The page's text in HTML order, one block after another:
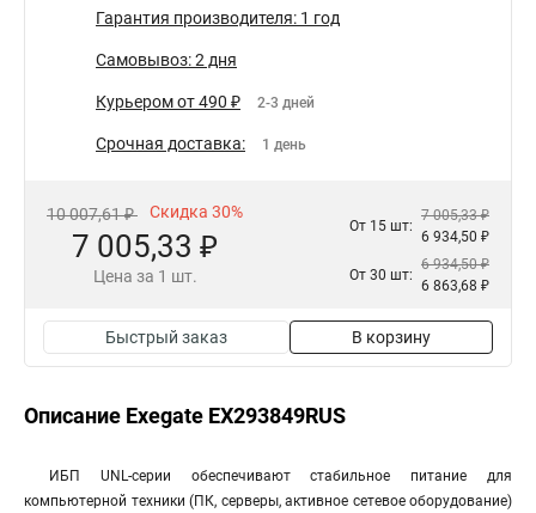
Гарантия производителя: 1 год
Самовывоз: 2 дня
Курьером от 490 ₽ 2-3 дней
Срочная доставка: 1 день
10 007,61 ₽ Скидка 30%
7 005,33 ₽
Цена за 1 шт.
От 15 шт:
7 005,33 ₽
6 934,50 ₽
От 30 шт:
6 934,50 ₽
6 863,68 ₽
Быстрый заказ В корзину
Описание Exegate EX293849RUS
ИБП UNL-серии обеспечивают стабильное питание для
компьютерной техники (ПК, серверы, активное сетевое оборудование)